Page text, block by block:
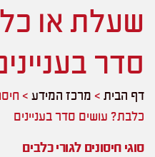
שעלת או
סדר
דף הבית > מרכז המידע >
כלבת? עושים סדר בעניינים
סוגי חיסונים לגורי כלבים